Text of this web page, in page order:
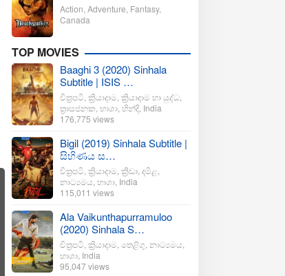
Action Adventure Fantasy,
Canada
TOP MOVIES
Baaghi 3 (2020) Sinhala
Subtitle | ISIS …
චිත්‍රපටි ක්‍රියාදාම ක්‍රියාදාම හා යුද්ධ
ත්‍රාසජනක භාශා හින්දි India
176,775 views
Bigil (2019) Sinhala Subtitle |
සිහිණය ස…
චිත්‍රපටි ක්‍රියාදාම ක්‍රීඩා දමිළ
නාට්‍යමය භාශා India
115,011 views
Ala Vaikunthapurramuloo
(2020) Sinhala S…
චිත්‍රපටි ක්‍රියාදාම තෙළිගු නාට්‍යමය
භාශා India
95,047 views